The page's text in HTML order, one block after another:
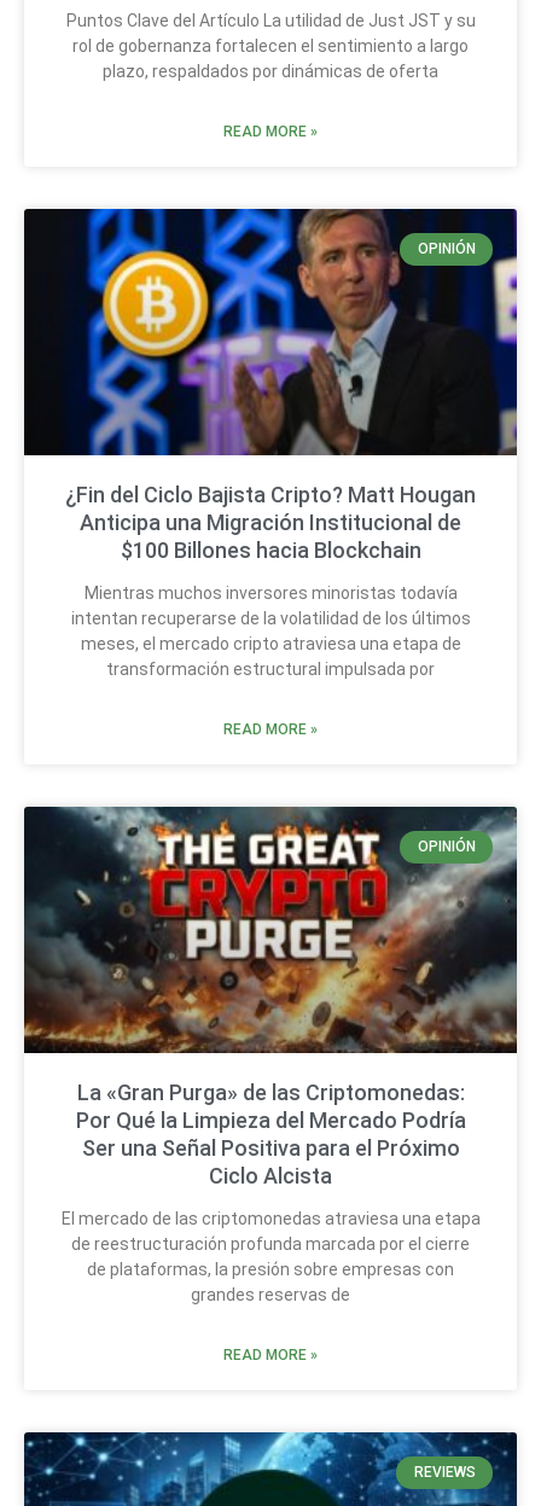
Puntos Clave del Artículo La utilidad de Just JST y su
rol de gobernanza fortalecen el sentimiento a largo
plazo, respaldados por dinámicas de oferta
READ MORE »
OPINIÓN
¿Fin del Ciclo Bajista Cripto? Matt Hougan
Anticipa una Migración Institucional de
$100 Billones hacia Blockchain
Mientras muchos inversores minoristas todavía
intentan recuperarse de la volatilidad de los últimos
meses, el mercado cripto atraviesa una etapa de
transformación estructural impulsada por
READ MORE »
OPINIÓN
La «Gran Purga» de las Criptomonedas:
Por Qué la Limpieza del Mercado Podría
Ser una Señal Positiva para el Próximo
Ciclo Alcista
El mercado de las criptomonedas atraviesa una etapa
de reestructuración profunda marcada por el cierre
de plataformas, la presión sobre empresas con
grandes reservas de
READ MORE »
REVIEWS